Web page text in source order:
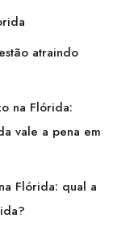
atraindo
na Flórida:
vale a pena em
Flórida: qual a